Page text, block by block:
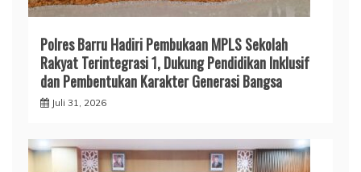
Polres Barru Hadiri Pembukaan MPLS Sekolah
Rakyat Terintegrasi 1, Dukung Pendidikan Inklusif
dan Pembentukan Karakter Generasi Bangsa
Juli 31, 2026